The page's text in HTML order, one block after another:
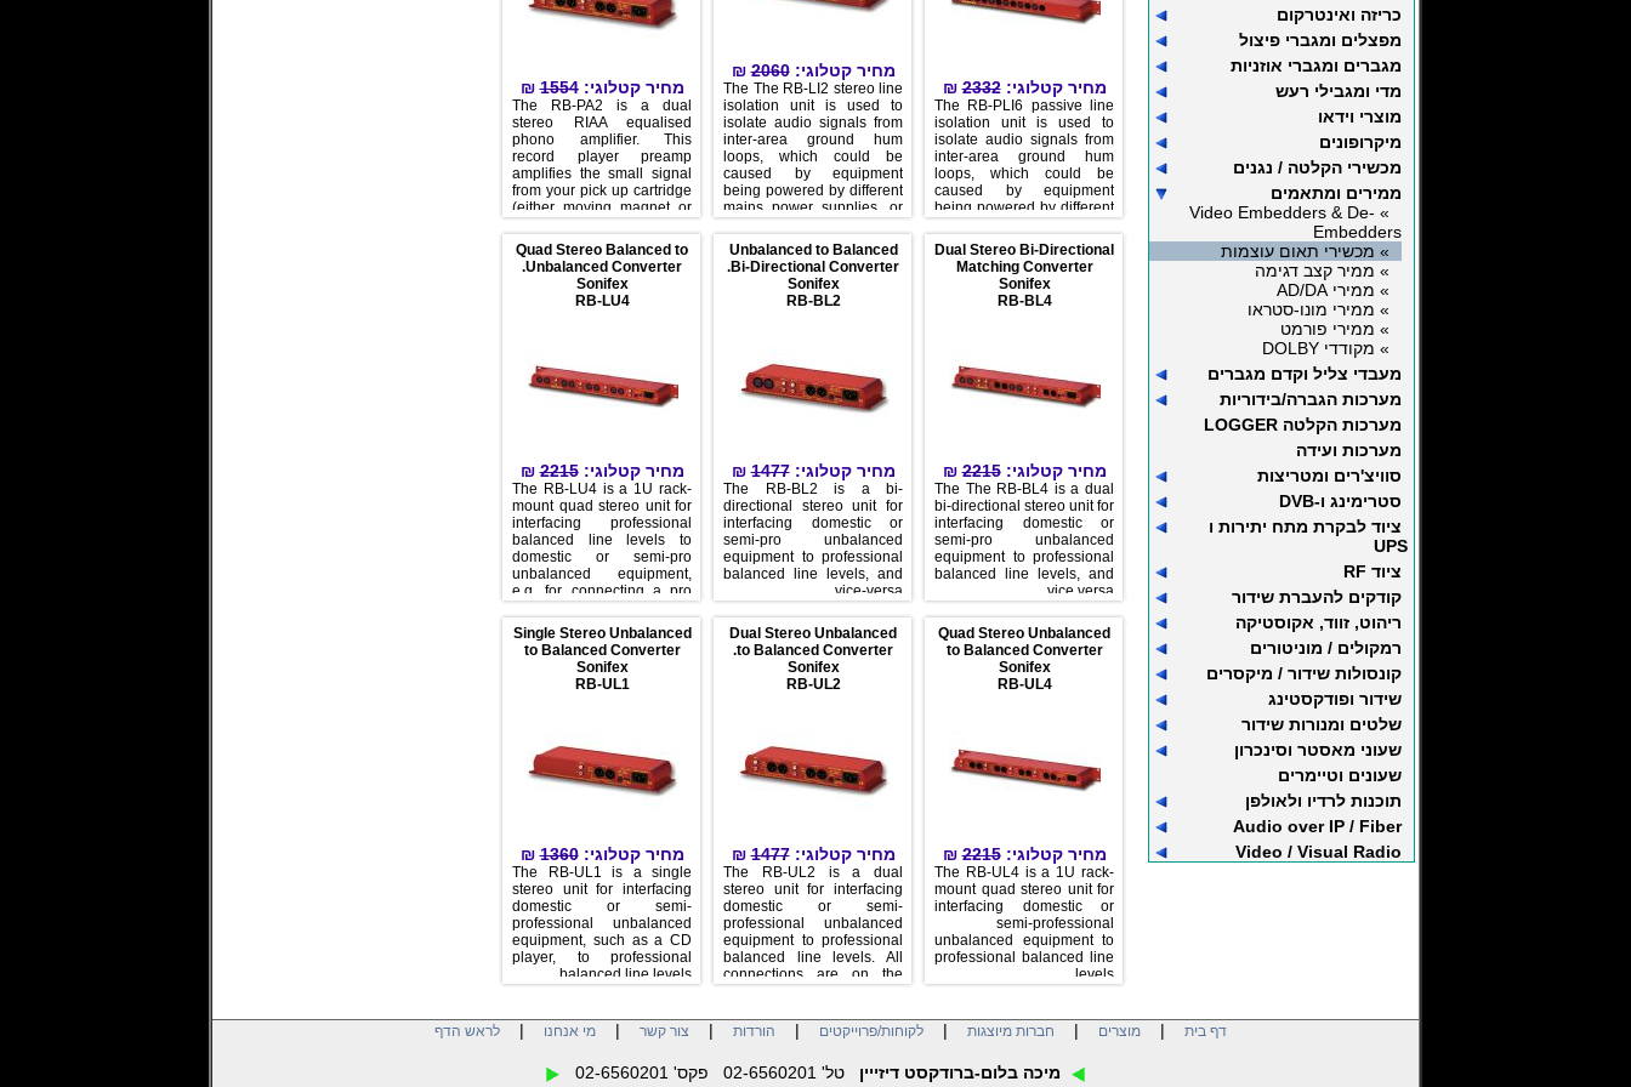
כריזה ואינטרקום
מפצלים ומגברי פיצול
מגברים ומגברי אוזניות
מדי ומגבילי רעש
מוצרי וידאו
מיקרופונים
מכשירי הקלטה / נגנים
ממירים ומתאמים
» Video Embedders & De-
Embedders
» מכשירי תאום עוצמות
» ממיר קצב דגימה
» ממירי AD/DA
» ממירי מונו-סטראו
» ממירי פורמט
» מקודדי DOLBY
מעבדי צליל וקדם מגברים
מערכות הגברה/בידוריות
מערכות הקלטה LOGGER
מערכות ועידה
סוויצ'רים ומטריצות
סטרימינג ו-DVB
ציוד לבקרת מתח יתירות ו
UPS
ציוד RF
קודקים להעברת שידור
ריהוט, זווד, אקוסטיקה
רמקולים / מוניטורים
קונסולות שידור / מיקסרים
שידור ופודקסטינג
שלטים ומנורות שידור
שעוני מאסטר וסינכרון
שעונים וטיימרים
תוכנות לרדיו ולאולפן
Audio over IP / Fiber
Video / Visual Radio
מחיר קטלוגי:2332
₪
The RB-PLI6 passive line
isolation unit is used to
isolate audio signals from
inter-area ground hum
loops, which could be
caused by equipment
being powered by different
phases on the same
supply. The input and
output are connected
together through a
transformer, and the unit
about ground. The unit
requires no mains power
for operation.
מחיר קטלוגי:2060
₪
The The RB-LI2 stereo line
isolation unit is used to
isolate audio signals from
inter-area ground hum
loops, which could be
caused by equipment
being powered by different
mains power supplies, or
same supply. The input
and output are connected
together through a
transformer, which has
internal jumpers allowing
מחיר קטלוגי:1554
₪
The RB-PA2 is a dual
stereo RIAA equalised
phono amplifier. This
record player preamp
amplifies the small signal
from your pick up cartridge
(either moving magnet or
magnetic) and provides the
necessary RIAA
equalisation required for
vinyl records, to match it to
a line input of your mixer,
broadcast turntables and
DJ decks and where vinyl
records are being archived
albums to mp3.
Dual Stereo Bi-Directional
Matching Converter
Sonifex
RB-BL4
מחיר קטלוגי:2215
₪
The The RB-BL4 is a dual
bi-directional stereo unit for
interfacing domestic or
semi-pro unbalanced
equipment to professional
balanced line levels, and
vice versa.
Unbalanced to Balanced
Bi-Directional Converter.
Sonifex
RB-BL2
מחיר קטלוגי:1477
₪
The RB-BL2 is a bi-
directional stereo unit for
interfacing domestic or
semi-pro unbalanced
equipment to professional
balanced line levels, and
vice-versa.
Quad Stereo Balanced to
Unbalanced Converter.
Sonifex
RB-LU4
מחיר קטלוגי:2215
₪
The RB-LU4 is a 1U rack-
mount quad stereo unit for
interfacing professional
balanced line levels to
domestic or semi-pro
unbalanced equipment,
e.g. for connecting a pro
consumer hi-fi system. All
connections are on the
rear panel. The eight
balanced XLR-3 inputs
have an impedance of
outputs with an output
impedance of <50Ω.
Quad Stereo Unbalanced
to Balanced Converter
Sonifex
RB-UL4
מחיר קטלוגי:2215
₪
The RB-UL4 is a 1U rack-
mount quad stereo unit for
interfacing domestic or
semi-professional
unbalanced equipment to
professional balanced line
levels.
Dual Stereo Unbalanced
to Balanced Converter.
Sonifex
RB-UL2
מחיר קטלוגי:1477
₪
The RB-UL2 is a dual
stereo unit for interfacing
domestic or semi-
professional unbalanced
equipment to professional
balanced line levels. All
connections are on the
impedance of 10kΩ and
are routed to four balanced
output impedance of <50Ω.
Single Stereo Unbalanced
to Balanced Converter
Sonifex
RB-UL1
מחיר קטלוגי:1360
₪
The RB-UL1 is a single
stereo unit for interfacing
domestic or semi-
professional unbalanced
equipment, such as a CD
player, to professional
balanced line levels.
דף בית |מוצרים | חברות מיוצגות |לקוחות/פרוייקטים | הורדות | צור קשר |מי אנחנו |לראש הדף
מיכה בלום-ברודקסט דיזייין טל' 02-6560201 פקס' 02-6560201